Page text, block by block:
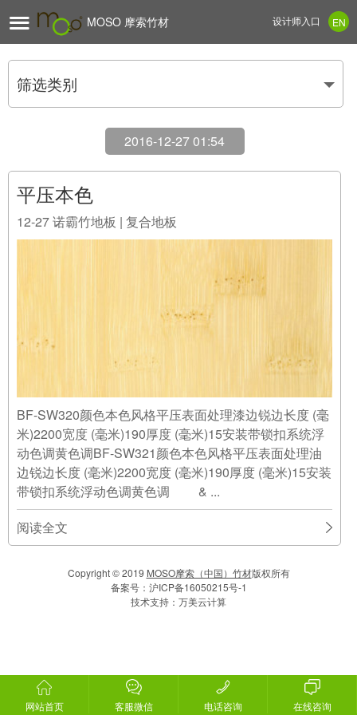
 MOSO 摩索竹材 EN
设计师入口
筛选类别
2016-12-27 01:54
平压本色
12-27诺霸竹地板 | 复合地板
BF-SW320颜色本色风格平压表面处理漆边锐边长度 (毫
米)2200宽度 (毫米)190厚度 (毫米)15安装带锁扣系统浮
动色调黄色调BF-SW321颜色本色风格平压表面处理油
边锐边长度 (毫米)2200宽度 (毫米)190厚度 (毫米)15安装
带锁扣系统浮动色调黄色调 & ...
阅读全文
网站首页 客服微信 电话咨询 在线咨询
Copyright © 2019 MOSO摩索（中国）竹材版权所有
备案号： 沪ICP备16050215号-1
技术支持： 万美云计算